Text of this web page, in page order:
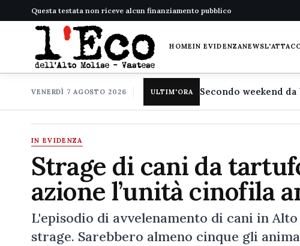
Questa testata non riceve alcun finanziamento pubblico
HOMEIN EVIDENZANEWS
VENERDÌ 7 AGOSTO 2026 ULTIM'ORA
IN EVIDENZA
Strage di cani da
azione l’unità cinofila
L'episodio di avvelenamento di cani in
strage. Sarebbero almeno cinque gli